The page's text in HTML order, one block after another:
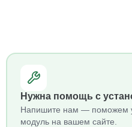
Нужна помощь с
Напишите нам — поможем
модуль на вашем сайте.